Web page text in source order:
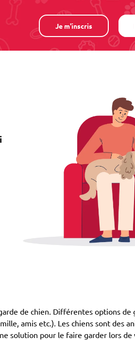
Je m'inscris
de chien. Différentes options de
amis etc.). Les chiens sont des
solution pour le faire garder lors de